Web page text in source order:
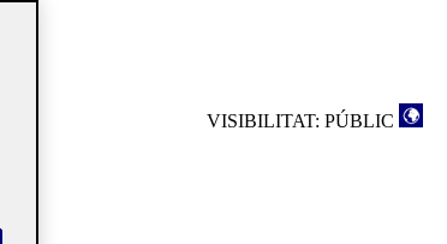
VISIBILITAT: PÚBLIC